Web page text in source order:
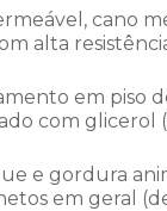
cano
alta
em
com glicerol
e gordura
em geral